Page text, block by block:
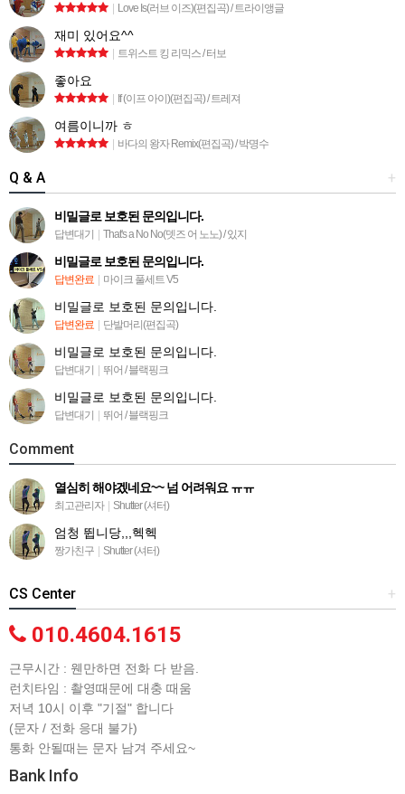
Love Is(러브 이즈)(편집곡) / 트라이앵글
재미 있어요^^
트위스트 킹 리믹스 / 터보
좋아요
If (이프 아이)(편집곡) / 트레져
여름이니까 ㅎ
바다의 왕자 Remix(편집곡) / 박명수
+
Q & A
비밀글로 보호된 문의입니다.
답변대기 That's a No No(뎃즈 어 노노) / 있지
비밀글로 보호된 문의입니다.
답변완료 마이크 풀세트 V5
비밀글로 보호된 문의입니다.
답변완료 단발머리(편집곡)
비밀글로 보호된 문의입니다.
답변대기 뛰어 / 블랙핑크
비밀글로 보호된 문의입니다.
답변대기 뛰어 / 블랙핑크
Comment
열심히 해야겠네요~~ 넘 어려워요 ㅠㅠ
최고관리자 Shutter (셔터)
엄청 뜁니당,,,헥헥
짱가친구 Shutter (셔터)
+
CS Center
010.4604.1615
근무시간 : 웬만하면 전화 다 받음.
런치타임 : 촬영때문에 대충 때움
저녁 10시 이후 "기절" 합니다
(문자 / 전화 응대 불가)
통화 안될때는 문자 남겨 주세요~
Bank Info